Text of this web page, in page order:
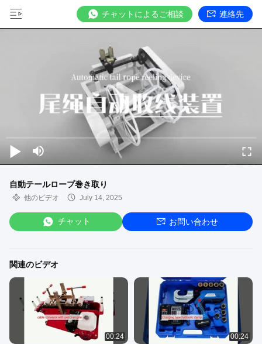
チャットによるご相談 連絡先
自動テールロープ巻き取り
他のビデオ July 14, 2025
チャット お問い合わせ
関連のビデオ
00:24
00:24